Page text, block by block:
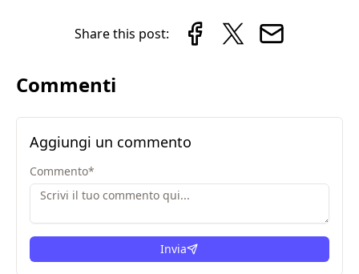
Share this post:
Commenti
Aggiungi un commento
Commento*
Invia